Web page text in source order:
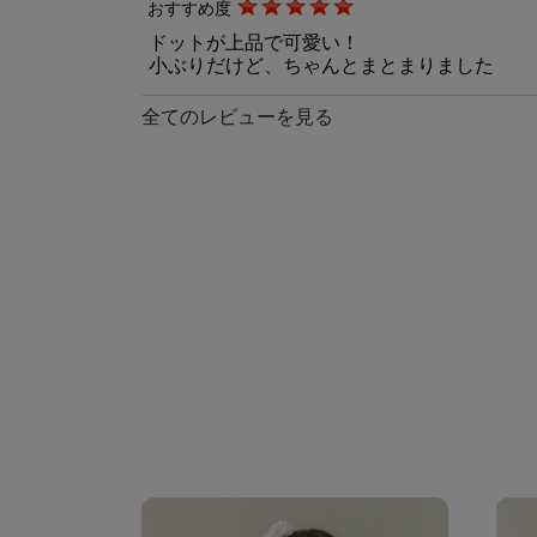
おすすめ度
ドットが上品で可愛い！
小ぶりだけど、ちゃんとまとまりました
全てのレビューを見る